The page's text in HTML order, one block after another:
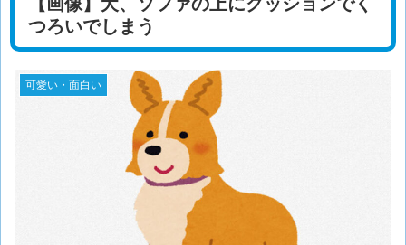
つろいでしまう
可愛い・面白い